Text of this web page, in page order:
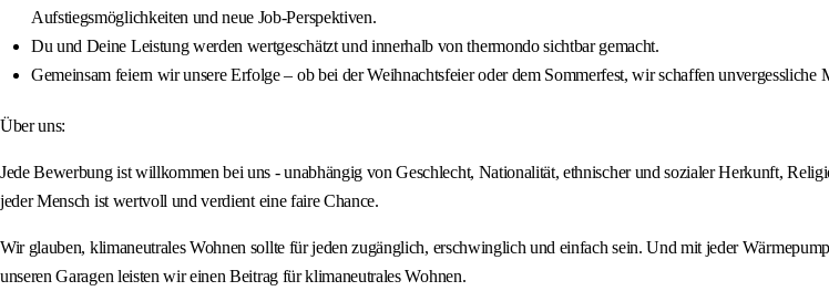
Aufstiegsmöglichkeiten und neue Job-Perspektiven.
Du und Deine Leistung werden wertgeschätzt und innerhalb von thermondo sichtbar gemacht.
Gemeinsam feiern wir unsere Erfolge – ob bei der Weihnachtsfeier oder dem Sommerfest, wir schaffen unvergessliche
Über uns:
Jede Bewerbung ist willkommen bei uns - unabhängig von Geschlecht, Nationalität, ethnischer und sozialer Herkunft,
jeder Mensch ist wertvoll und verdient eine faire Chance.
Wir glauben, klimaneutrales Wohnen sollte für jeden zugänglich, erschwinglich und einfach sein. Und mit jeder
unseren Garagen leisten wir einen Beitrag für klimaneutrales Wohnen.